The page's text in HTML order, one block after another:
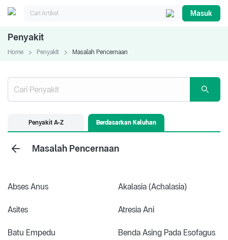
Masuk
Penyakit
Home Penyakit Masalah Pencernaan
Penyakit A-Z Berdasarkan Keluhan
Masalah Pencernaan
Abses Anus Akalasia (Achalasia)
Asites Atresia Ani
Batu Empedu Benda Asing Pada Esofagus